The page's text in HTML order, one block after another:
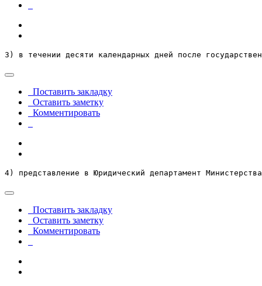
3) в течении десяти календарных дней после
Поставить закладку
Оставить заметку
Комментировать
4) представление в Юридический департамент
Поставить закладку
Оставить заметку
Комментировать